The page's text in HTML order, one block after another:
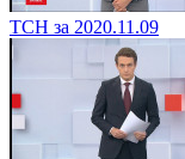
ТСН за 2020.11.09